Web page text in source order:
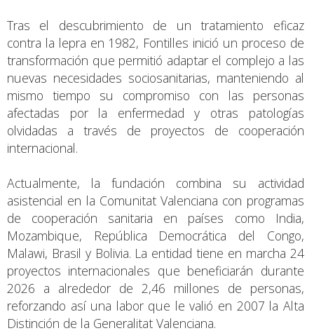
Tras el descubrimiento de un tratamiento eficaz
contra la lepra en 1982, Fontilles inició un proceso de
transformación que permitió adaptar el complejo a las
nuevas necesidades sociosanitarias, manteniendo al
mismo tiempo su compromiso con las personas
afectadas por la enfermedad y otras patologías
olvidadas a través de proyectos de cooperación
internacional.
Actualmente, la fundación combina su actividad
asistencial en la Comunitat Valenciana con programas
de cooperación sanitaria en países como India,
Mozambique, República Democrática del Congo,
Malawi, Brasil y Bolivia. La entidad tiene en marcha 24
proyectos internacionales que beneficiarán durante
2026 a alrededor de 2,46 millones de personas,
reforzando así una labor que le valió en 2007 la Alta
Distinción de la Generalitat Valenciana.